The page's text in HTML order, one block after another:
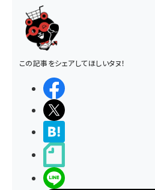
この記事をシェアしてほしいタヌ！